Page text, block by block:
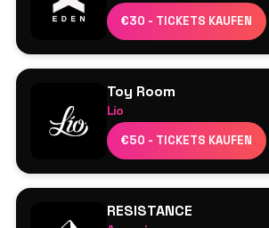
€30 - TICKETS KAUFEN
Romeo & Lisa
Sticky
Ramsey & fen
Psg
Ranking
Toy Room
Lío
€50 - TICKETS KAUFEN
Jon Rocca
RESISTANCE